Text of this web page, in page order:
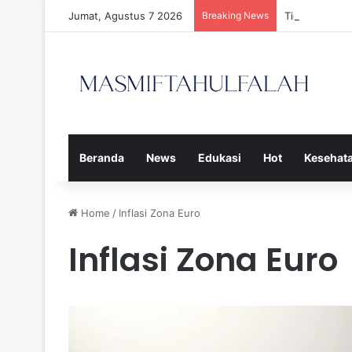
Jumat, Agustus 7 2026 Breaking News Tiga Calon
Beranda News Edukasi Hot
Home / Inflasi Zona Euro
Inflasi Zona Euro